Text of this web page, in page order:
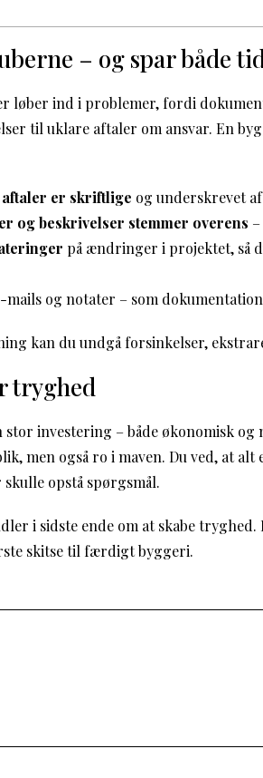
– og spar både
løber ind i problemer, fordi
til uklare aftaler om ansvar. En
er skriftlige og underskrevet
og beskrivelser stemmer overens
på ændringer i projektet, så
mails og notater – som
kan du undgå forsinkelser,
tryghed
investering – både økonomisk
men også ro i maven. Du ved, at
opstå spørgsmål.
i sidste ende om at skabe
skitse til færdigt byggeri.